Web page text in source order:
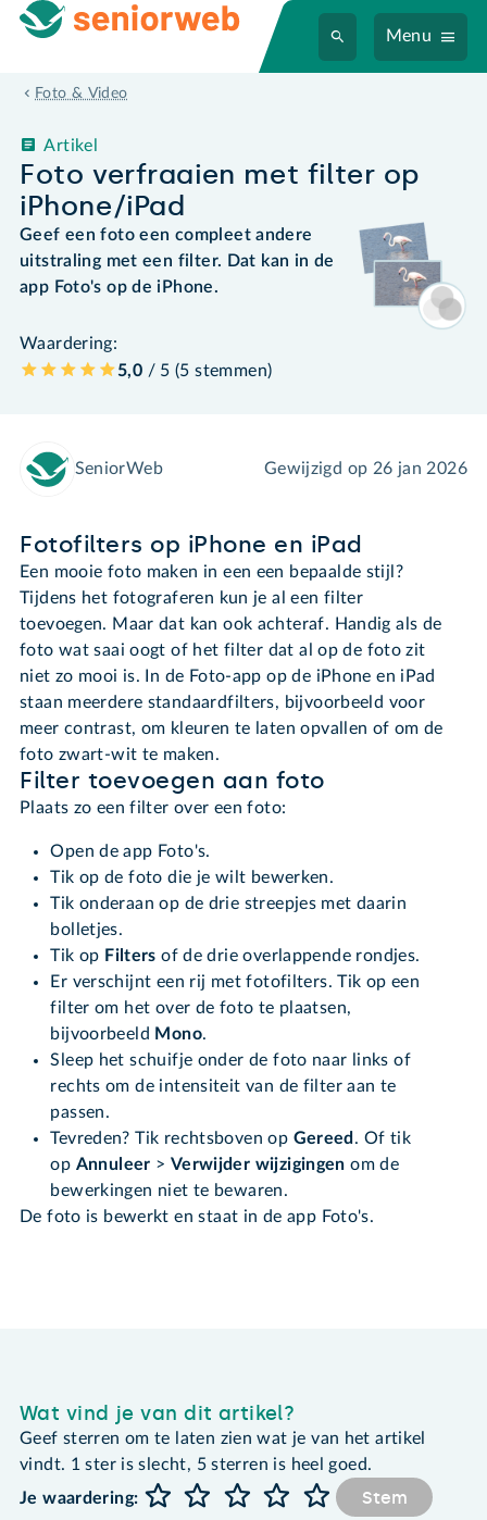
Menu
Foto & Video
Foto verfraaien met filter op
iPhone/iPad
Artikel
Geef een foto een compleet andere
uitstraling met een filter. Dat kan in de
app Foto's op de iPhone.
Waardering:
5,0 / 5 (5 stemmen)
SeniorWeb Gewijzigd op 26 jan 2026
Fotofilters op iPhone en iPad
Een mooie foto maken in een een bepaalde stijl?
Tijdens het fotograferen kun je al een filter
toevoegen. Maar dat kan ook achteraf. Handig als de
foto wat saai oogt of het filter dat al op de foto zit
niet zo mooi is. In de Foto-app op de iPhone en iPad
staan meerdere standaardfilters, bijvoorbeeld voor
meer contrast, om kleuren te laten opvallen of om de
foto zwart-wit te maken.
Filter toevoegen aan foto
Plaats zo een filter over een foto:
Open de app Foto's.
Tik op de foto die je wilt bewerken.
Tik onderaan op de drie streepjes met daarin
bolletjes.
Tik op Filters of de drie overlappende rondjes.
Er verschijnt een rij met fotofilters. Tik op een
filter om het over de foto te plaatsen,
bijvoorbeeld Mono.
Sleep het schuifje onder de foto naar links of
rechts om de intensiteit van de filter aan te
passen.
Tevreden? Tik rechtsboven op Gereed . Of tik
op Annuleer > Verwijder wijzigingenom de
bewerkingen niet te bewaren.
De foto is bewerkt en staat in de app Foto's.
Wat vind je van dit artikel?
Geef sterren om te laten zien wat je van het artikel
vindt. 1 ster is slecht, 5 sterren is heel goed.
Je waardering:
Stem